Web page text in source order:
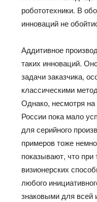
робототехники. В
инноваций не
Аддитивное
таких инноваций.
задачи заказчика,
классическими
Однако, несмотря
России пока мало
для серийного
примеров тоже
показывают, что
визионерских
любого
знаковыми для всей